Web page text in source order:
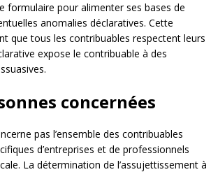
formulaire pour alimenter ses bases de
anomalies déclaratives. Cette
que tous les contribuables respectent leurs
expose le contribuable à des
concernées
pas l’ensemble des contribuables
d’entreprises et de professionnels
La détermination de l’assujettissement à